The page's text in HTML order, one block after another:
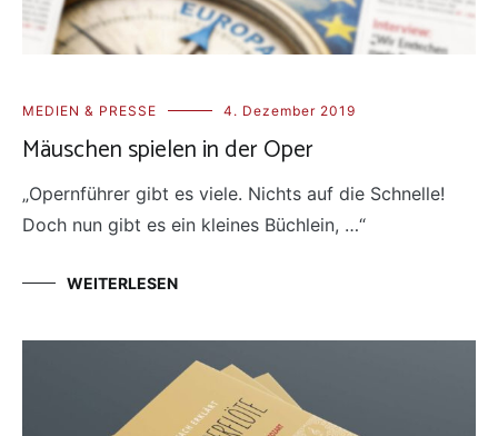
MEDIEN & PRESSE 4. Dezember 2019
Mäuschen spielen in der Oper
„Opernführer gibt es viele. Nichts auf die Schnelle!
Doch nun gibt es ein kleines Büchlein, …“
WEITERLESEN